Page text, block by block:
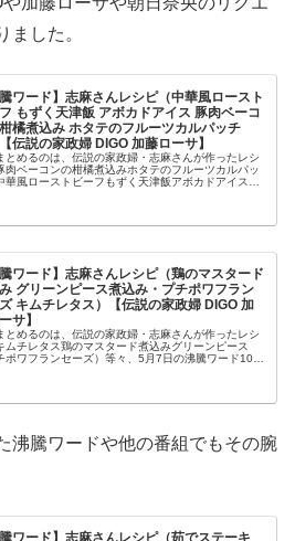
ました。
騰ワード】志麻さんレシピ（中華風ロースト
もずく天津飯 アボカドアイス 豚肉ベーコ
橘煮込み ホタテのフルーツカルパッチ
伝説の家政婦 DIGO 加藤ローサ】
とめるのは、伝説の家政婦・志麻さんが作ったレシ
肉ベーコンの柑橘煮込みホタテのフルーツカルパッ
華風ローストビーフもずく天津飯アボカドアイス
騰ワード】志麻さんレシピ（鶏のマスタード
グリーンピース煮込み・プチポワフラン
キムチレタス）【伝説の家政婦 DIGO 加
サ】
とめるのは、伝説の家政婦・志麻さんが作ったレシ
ムチレタス鶏のマスタード煮込みグリーンピース
ポワフランセーズ）等々、5月7日の沸騰ワード10で
沸騰ワードや他の番組でもその腕